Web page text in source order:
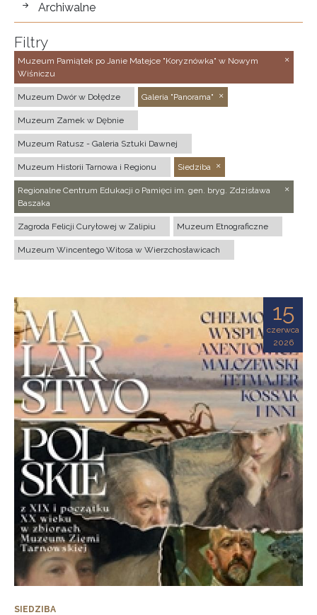
Archiwalne
Filtry
Muzeum Pamiątek po Janie Matejce "Koryznówka" w Nowym
Wiśniczu
Muzeum Dwór w Dołędze Galeria "Panorama"
Muzeum Zamek w Dębnie
Muzeum Ratusz - Galeria Sztuki Dawnej
Muzeum Historii Tarnowa i Regionu Siedziba
Regionalne Centrum Edukacji o Pamięci im. gen. bryg. Zdzisława
Baszaka
Zagroda Felicji Curyłowej w Zalipiu Muzeum Etnograficzne
Muzeum Wincentego Witosa w Wierzchosławicach
15
czerwca
2026
SIEDZIBA